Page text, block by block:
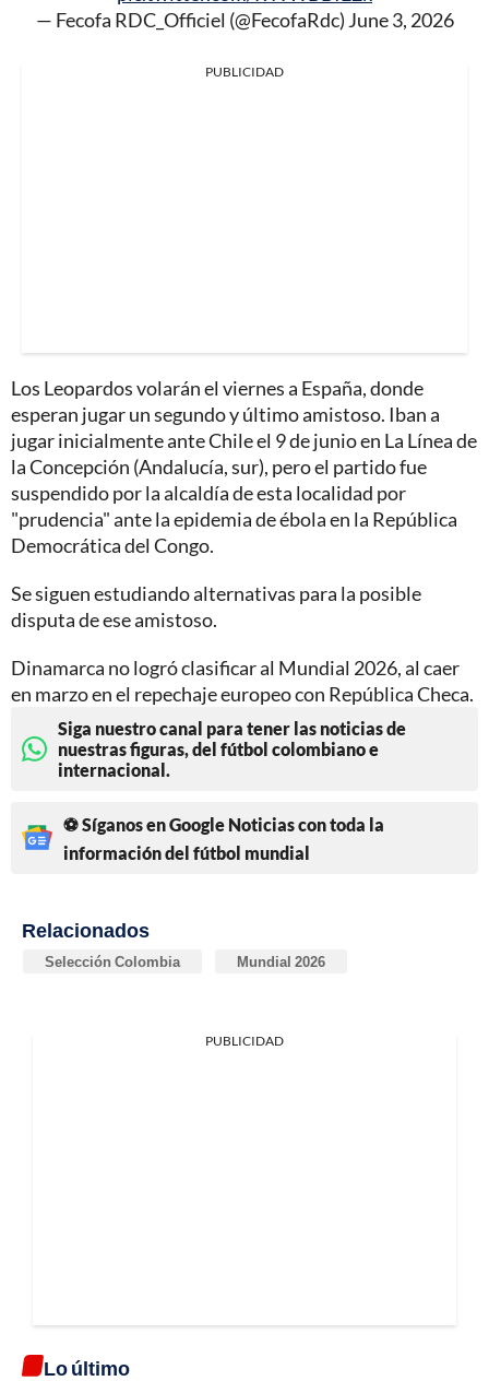
— Fecofa RDC_Officiel (@FecofaRdc) June 3, 2026
PUBLICIDAD
Los Leopardos volarán el viernes a España, donde
esperan jugar un segundo y último amistoso. Iban a
jugar inicialmente ante Chile el 9 de junio en La Línea de
la Concepción (Andalucía, sur), pero el partido fue
suspendido por la alcaldía de esta localidad por
"prudencia" ante la epidemia de ébola en la República
Democrática del Congo.
Se siguen estudiando alternativas para la posible
disputa de ese amistoso.
Dinamarca no logró clasificar al Mundial 2026, al caer
en marzo en el repechaje europeo con República Checa.
Siga nuestro canal para tener las noticias de
nuestras figuras, del fútbol colombiano e
internacional.
⚽ Síganos en Google Noticias con toda la
información del fútbol mundial
Relacionados
Selección Colombia Mundial 2026
PUBLICIDAD
Lo último